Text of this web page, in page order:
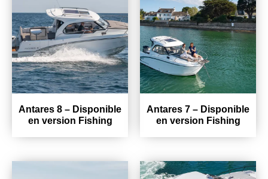
Antares 8 – Disponible
en version Fishing
Antares 7 – Disponible
en version Fishing